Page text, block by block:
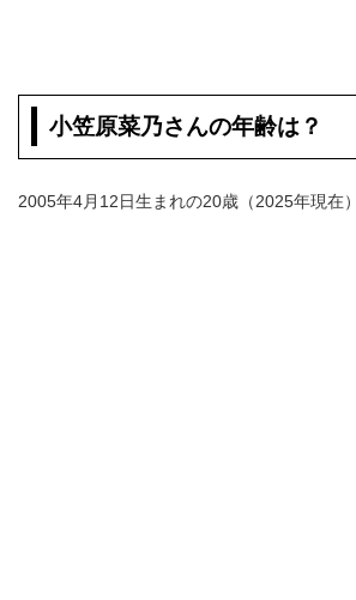
小笠原菜乃さんの年齢は？
2005年4月12日生まれの20歳（2025年現在）